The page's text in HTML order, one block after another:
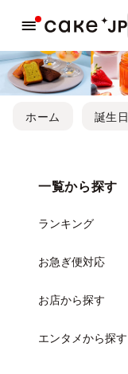
ホーム 誕生日
一覧から探す
ランキング
お急ぎ便対応
お店から探す
エンタメから探す